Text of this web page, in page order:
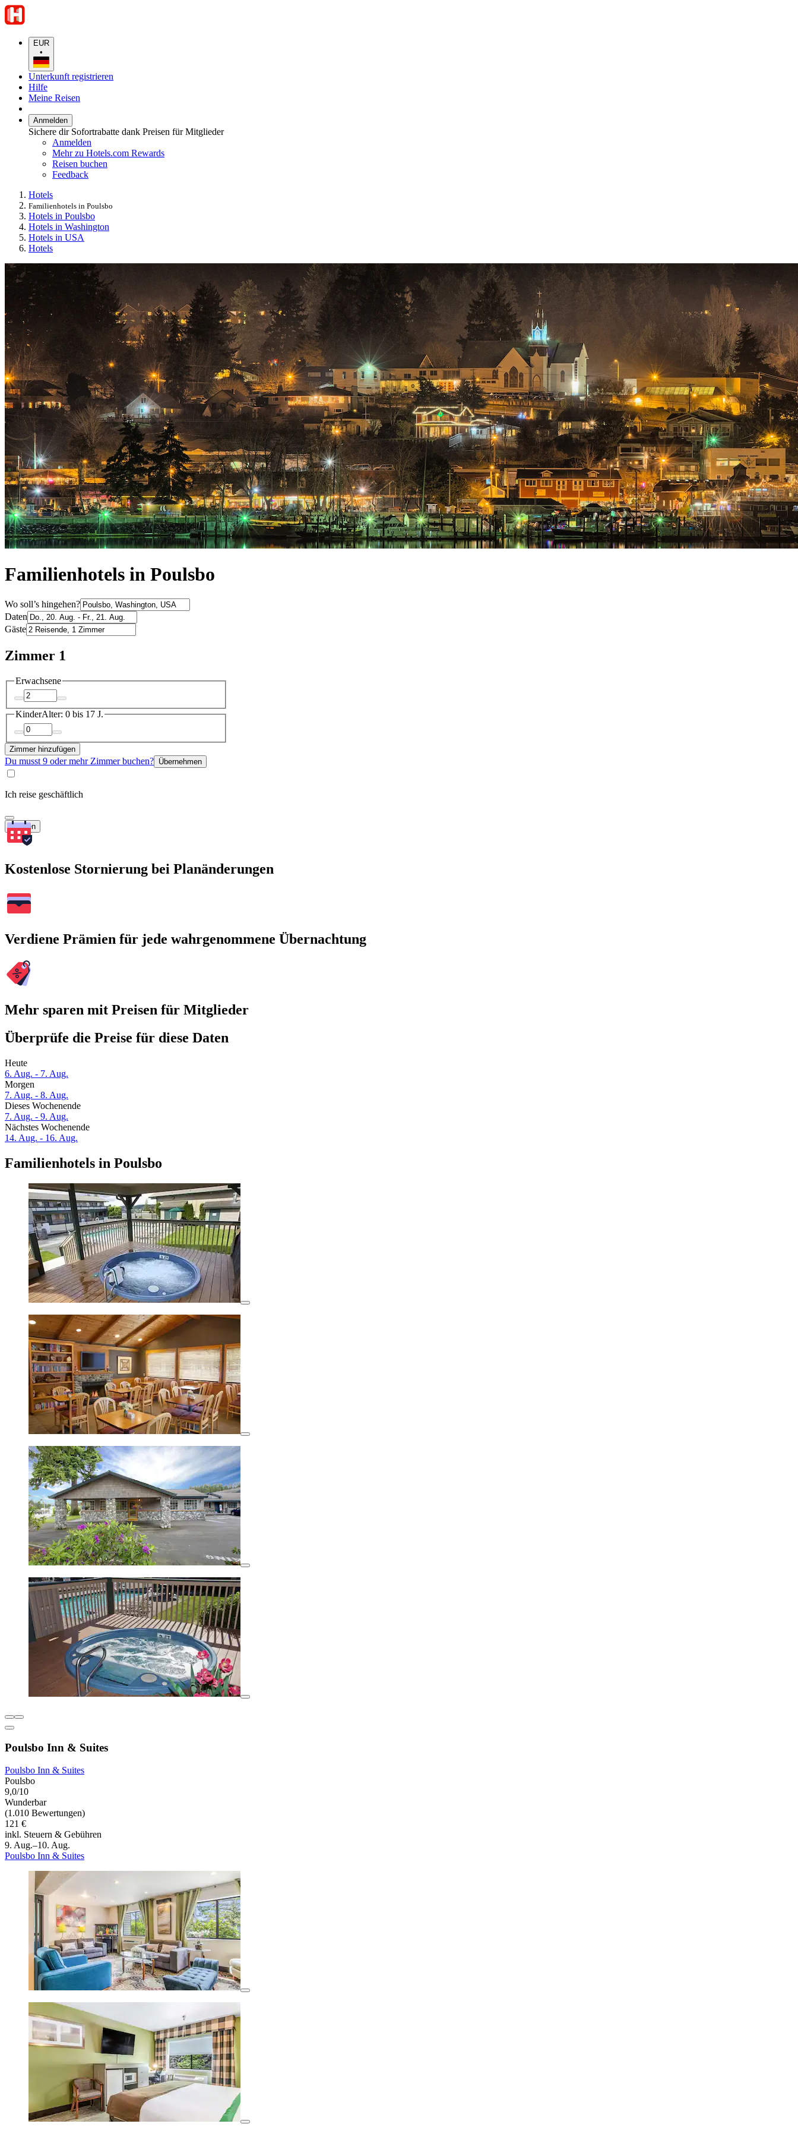
EUR
•
Unterkunft registrieren
Hilfe
Meine Reisen
Anmelden
Sichere dir Sofortrabatte dank Preisen für Mitglieder
Anmelden
Mehr zu Hotels.com Rewards
Reisen buchen
Feedback
Hotels
Familienhotels in Poulsbo
Hotels in Poulsbo
Hotels in Washington
Hotels in USA
Hotels
Familienhotels in Poulsbo
Wo soll’s hingehen?
Daten
Gäste
Zimmer 1
Erwachsene
KinderAlter: 0 bis 17 J.
Zimmer hinzufügen
Du musst 9 oder mehr Zimmer buchen? Übernehmen
Ich reise geschäftlich
Suchen
Kostenlose Stornierung bei Planänderungen
Verdiene Prämien für jede wahrgenommene Übernachtung
Mehr sparen mit Preisen für Mitglieder
Überprüfe die Preise für diese Daten
Heute
6. Aug. - 7. Aug.
Morgen
7. Aug. - 8. Aug.
Dieses Wochenende
7. Aug. - 9. Aug.
Nächstes Wochenende
14. Aug. - 16. Aug.
Familienhotels in Poulsbo
Poulsbo Inn & Suites
Poulsbo Inn & Suites
Poulsbo
9,0/10
Wunderbar
(1.010 Bewertungen)
121 €
inkl. Steuern & Gebühren
9. Aug.–10. Aug.
Poulsbo Inn & Suites